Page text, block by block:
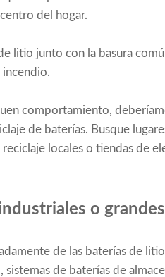
del hogar.
litio junto con la basura
incendio.
comportamiento,
de baterías. Busque
reciclaje locales o tiendas de
o grandes
de las baterías de
sistemas de baterías de